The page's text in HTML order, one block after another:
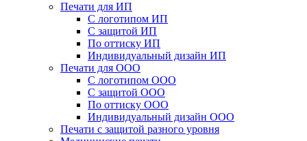
Печати для ИП
С логотипом ИП
С защитой ИП
По оттиску ИП
Индивидуальный дизайн ИП
Печати для ООО
С логотипом ООО
С защитой ООО
По оттиску ООО
Индивидуальный дизайн ООО
Печати с защитой разного уровня